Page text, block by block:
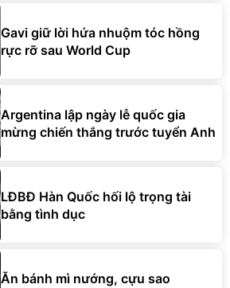
Gavi giữ lời hứa nhuộm tóc hồng
rực rỡ sau World Cup
Argentina lập ngày lễ quốc gia
mừng chiến thắng trước tuyển Anh
LĐBĐ Hàn Quốc hối lộ trọng tài
bằng tình dục
Ăn bánh mì nướng, cựu sao